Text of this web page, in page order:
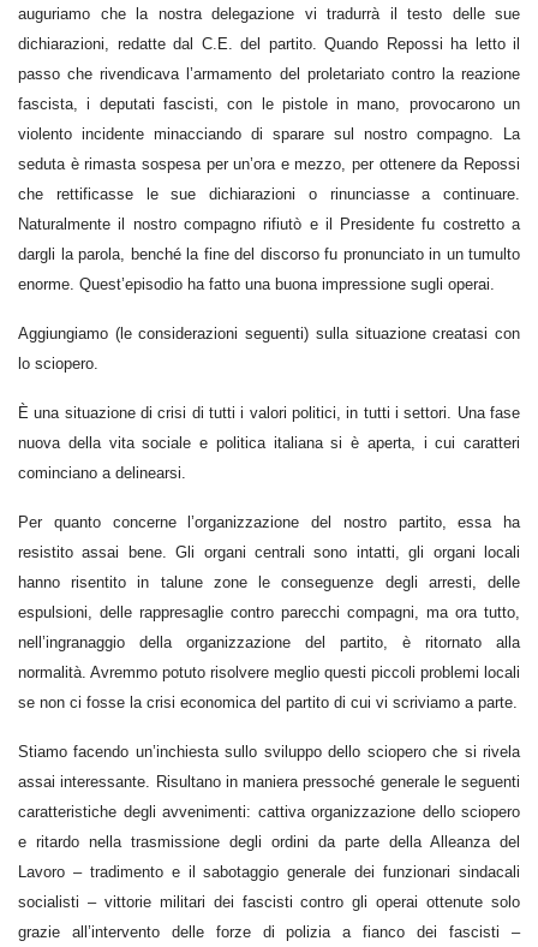
auguriamo che la nostra delegazione vi tradurrà il testo delle sue
dichiarazioni, redatte dal C.E. del partito. Quando Repossi ha letto il
passo che rivendicava l’armamento del proletariato contro la reazione
fascista, i deputati fascisti, con le pistole in mano, provocarono un
violento incidente minacciando di sparare sul nostro compagno. La
seduta è rimasta sospesa per un’ora e mezzo, per ottenere da Repossi
che rettificasse le sue dichiarazioni o rinunciasse a continuare.
Naturalmente il nostro compagno rifiutò e il Presidente fu costretto a
dargli la parola, benché la fine del discorso fu pronunciato in un tumulto
enorme. Quest’episodio ha fatto una buona impressione sugli operai.
Aggiungiamo (le considerazioni seguenti) sulla situazione creatasi con
lo sciopero.
È una situazione di crisi di tutti i valori politici, in tutti i settori. Una fase
nuova della vita sociale e politica italiana si è aperta, i cui caratteri
cominciano a delinearsi.
Per quanto concerne l’organizzazione del nostro partito, essa ha
resistito assai bene. Gli organi centrali sono intatti, gli organi locali
hanno risentito in talune zone le conseguenze degli arresti, delle
espulsioni, delle rappresaglie contro parecchi compagni, ma ora tutto,
nell’ingranaggio della organizzazione del partito, è ritornato alla
normalità. Avremmo potuto risolvere meglio questi piccoli problemi locali
se non ci fosse la crisi economica del partito di cui vi scriviamo a parte.
Stiamo facendo un’inchiesta sullo sviluppo dello sciopero che si rivela
assai interessante. Risultano in maniera pressoché generale le seguenti
caratteristiche degli avvenimenti: cattiva organizzazione dello sciopero
e ritardo nella trasmissione degli ordini da parte della Alleanza del
Lavoro – tradimento e il sabotaggio generale dei funzionari sindacali
socialisti – vittorie militari dei fascisti contro gli operai ottenute solo
grazie all’intervento delle forze di polizia a fianco dei fascisti –